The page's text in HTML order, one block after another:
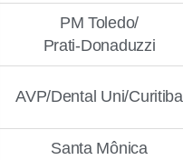
PM Toledo/
Prati-Donaduzzi
AVP/Dental Uni/Curitiba
Santa Mônica